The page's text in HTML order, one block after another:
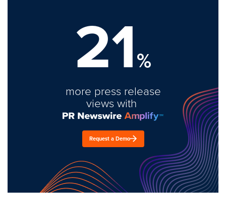
21%
more press release
views with
Request a Demo